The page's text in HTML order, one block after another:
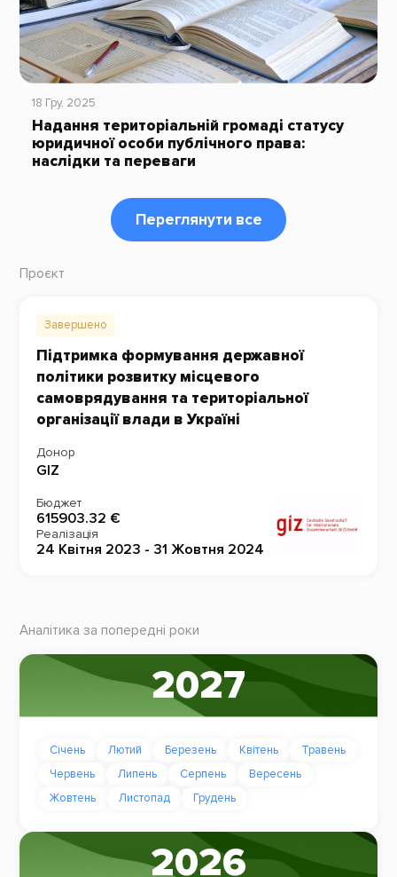
18 Гру, 2025
Надання територіальній громаді статусу
юридичної особи публічного права:
наслідки та переваги
Переглянути все
Проєкт
Завершено
Підтримка формування державної
політики розвитку місцевого
самоврядування та територіальної
організації влади в Україні
Донор
GIZ
Бюджет
615903.32 €
Реалізація
24 Квітня 2023 - 31 Жовтня 2024
Аналітика за попередні роки
2027
Січень Лютий Березень Квітень
Травень
Червень
Липень Серпень
Вересень
Жовтень
Листопад Грудень
2026